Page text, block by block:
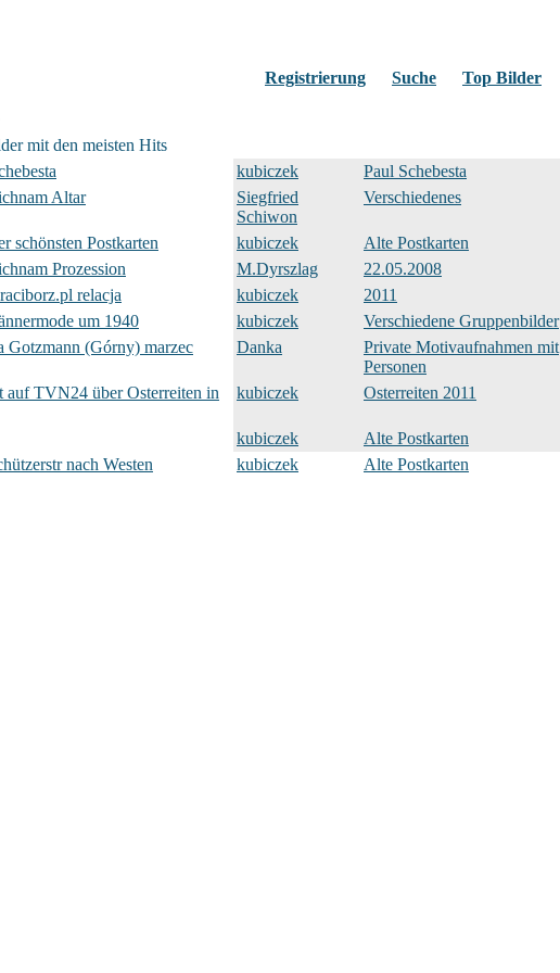
Registrierung Suche Top Bilder
mit den meisten Hits
kubiczek Paul Schebesta
Altar
Siegfried
Schiwon
Verschiedenes
schönsten Postkarten kubiczek Alte Postkarten
Prozession M.Dyrszlag 22.05.2008
relacja kubiczek 2011
um 1940 kubiczek Verschiedene Gruppenbilder
Gotzmann (Górny) marzec
Danka
Private Motivaufnahmen mit
Personen
auf TVN24 über Osterreiten in
kubiczek Osterreiten 2011
kubiczek Alte Postkarten
nach Westen kubiczek Alte Postkarten